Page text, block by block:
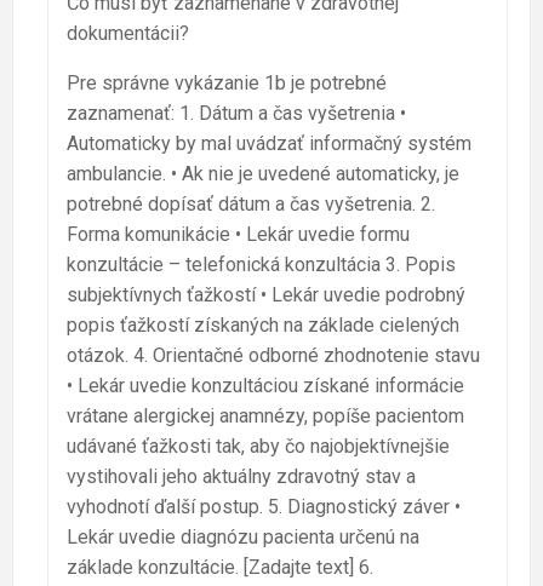
dokumentácii?
Pre správne vykázanie 1b je potrebné
zaznamenať: 1. Dátum a čas vyšetrenia •
Automaticky by mal uvádzať informačný systém
ambulancie. • Ak nie je uvedené automaticky, je
potrebné dopísať dátum a čas vyšetrenia. 2.
Forma komunikácie • Lekár uvedie formu
konzultácie – telefonická konzultácia 3. Popis
subjektívnych ťažkostí • Lekár uvedie podrobný
popis ťažkostí získaných na základe cielených
otázok. 4. Orientačné odborné zhodnotenie stavu
• Lekár uvedie konzultáciou získané informácie
vrátane alergickej anamnézy, popíše pacientom
udávané ťažkosti tak, aby čo najobjektívnejšie
vystihovali jeho aktuálny zdravotný stav a
vyhodnotí ďalší postup. 5. Diagnostický záver •
Lekár uvedie diagnózu pacienta určenú na
základe konzultácie. [Zadajte text] 6.